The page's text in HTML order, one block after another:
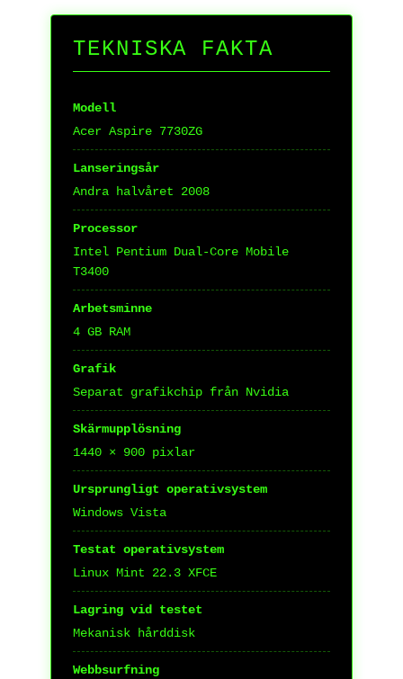
TEKNISKA FAKTA
Modell
Acer Aspire 7730ZG
Lanseringsår
Andra halvåret 2008
Processor
Intel Pentium Dual-Core Mobile
T3400
Arbetsminne
4 GB RAM
Grafik
Separat grafikchip från Nvidia
Skärmupplösning
1440 × 900 pixlar
Ursprungligt operativsystem
Windows Vista
Testat operativsystem
Linux Mint 22.3 XFCE
Lagring vid testet
Mekanisk hårddisk
Webbsurfning